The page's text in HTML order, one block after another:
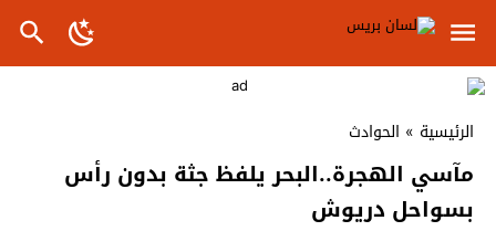
الرئيسية » الحوادث
مآسي الهجرة..البحر يلفظ جثة بدون رأس
بسواحل دريوش